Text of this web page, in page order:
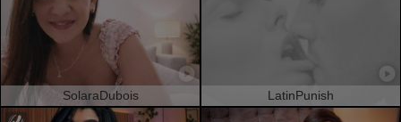
SolaraDubois LatinPunish